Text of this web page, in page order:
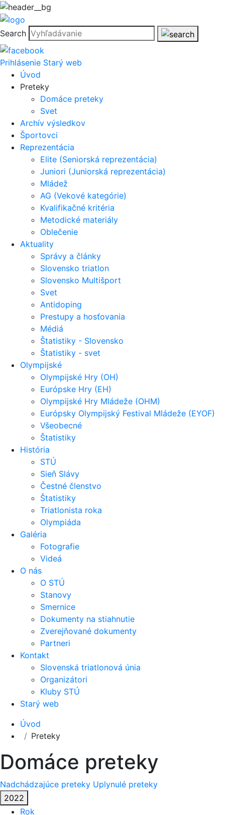
Search
Prihlásenie Starý web
Úvod
Preteky
Domáce preteky
Svet
Archív výsledkov
Športovci
Reprezentácia
Elite (Seniorská reprezentácia)
Juniori (Juniorská reprezentácia)
Mládež
AG (Vekové kategórie)
Kvalifikačné kritéria
Metodické materiály
Oblečenie
Aktuality
Správy a články
Slovensko triatlon
Slovensko Multišport
Svet
Antidoping
Prestupy a hosťovania
Médiá
Štatistiky - Slovensko
Štatistiky - svet
Olympijské
Olympijské Hry (OH)
Európske Hry (EH)
Olympijské Hry Mládeže (OHM)
Európsky Olympijský Festival Mládeže (EYOF)
Všeobecné
Štatistiky
História
STÚ
Sieň Slávy
Čestné členstvo
Štatistiky
Triatlonista roka
Olympiáda
Galéria
Fotografie
Videá
O nás
O STÚ
Stanovy
Smernice
Dokumenty na stiahnutie
Zverejňované dokumenty
Partneri
Kontakt
Slovenská triatlonová únia
Organizátori
Kluby STÚ
Starý web
Úvod
Preteky
Domáce preteky
Nadchádzajúce preteky Uplynulé preteky
2022
Rok